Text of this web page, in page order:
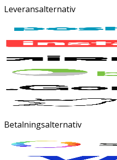
Leveransalternativ
Betalningsalternativ